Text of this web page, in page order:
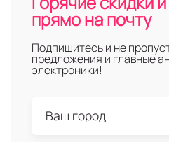
прямо на почту
Подпишитесь и не
предложения и главные
электроники!